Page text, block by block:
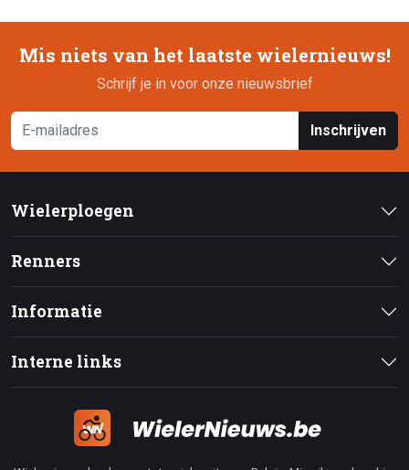
Mis niets van het laatste wielernieuws!
Schrijf je in voor onze nieuwsbrief
Inschrijven
Wielerploegen
Renners
Informatie
Interne links